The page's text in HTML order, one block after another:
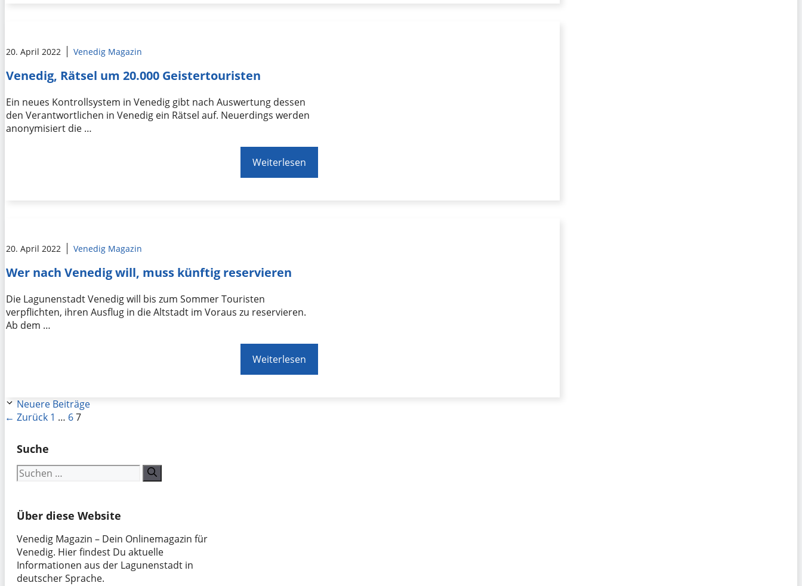
20. April 2022 Venedig Magazin
Venedig, Rätsel um 20.000 Geistertouristen
Ein neues Kontrollsystem in Venedig gibt nach Auswertung dessen
den Verantwortlichen in Venedig ein Rätsel auf. Neuerdings werden
anonymisiert die …
Weiterlesen
20. April 2022 Venedig Magazin
Wer nach Venedig will, muss künftig reservieren
Die Lagunenstadt Venedig will bis zum Sommer Touristen
verpflichten, ihren Ausflug in die Altstadt im Voraus zu reservieren.
Ab dem …
Weiterlesen
Neuere Beiträge
← Zurück Seite
1 … Seite
6Seite
7
Suche
Suchen
nach:
Über diese Website
Venedig Magazin – Dein Onlinemagazin für
Venedig. Hier findest Du aktuelle
Informationen aus der Lagunenstadt in
deutscher Sprache.